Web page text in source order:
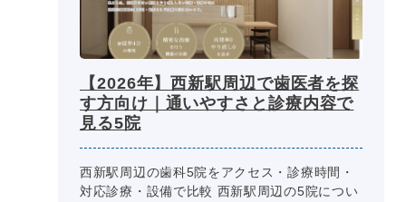
【2026年】西新駅周辺で歯医者を探
す方向け｜通いやすさと診療内容で
見る5院
西新駅周辺の歯科5院をアクセス・診療時間・
対応診療・設備で比較 西新駅周辺の5院につい